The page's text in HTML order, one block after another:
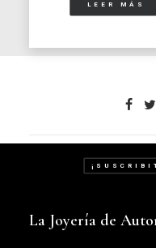
LEER MÁS
La Joyería de